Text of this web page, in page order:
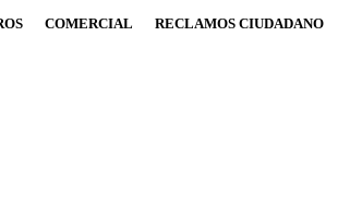
COMERCIAL RECLAMOS CIUDADANO